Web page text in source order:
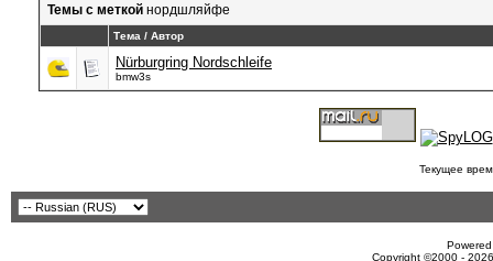
Темы с меткой нордшляйфе
Тема / Автор
Nürburgring Nordschleife
bmw3s
Текущее
Copyright ©2000 -